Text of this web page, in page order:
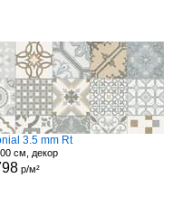
3.5 mm Rt
см, декор
р/м²